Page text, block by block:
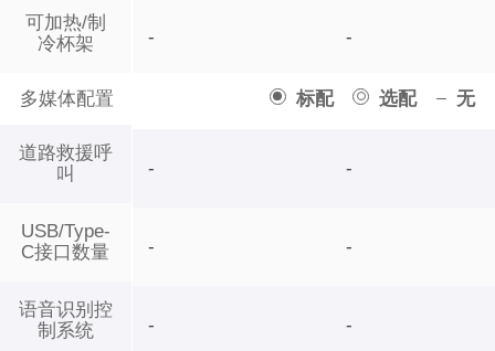
可加热/制
冷杯架
多媒体配置 标配 选配 无
道路救援呼
叫
USB/Type-
C接口数量
语音识别控
制系统
- -
- -
- -
- -